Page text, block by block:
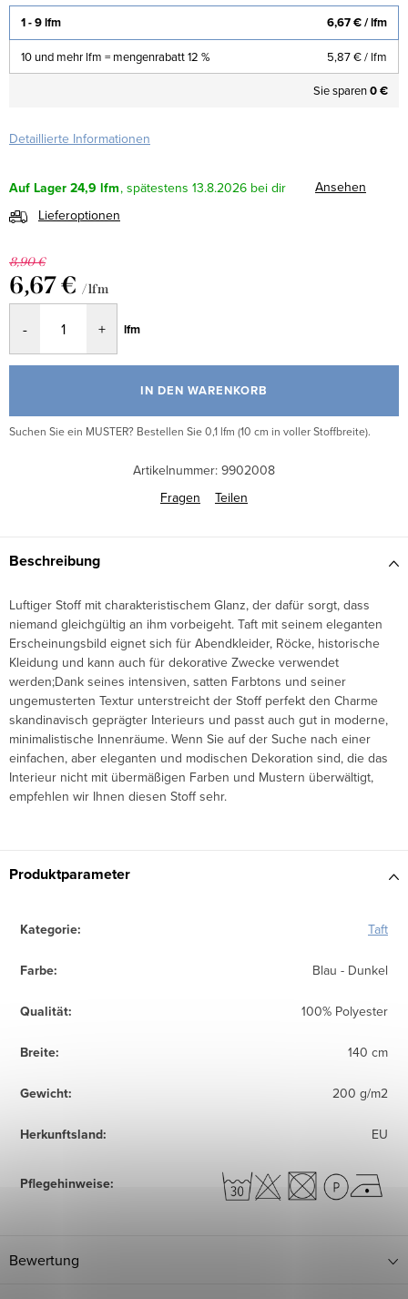
1 - 9 lfm 6,67 €/ lfm
10 und mehr lfm = mengenrabatt 12 % 5,87 €/ lfm
Sie sparen0 €
Detaillierte Informationen
Auf Lager 24,9 lfm 13.8.2026
Ansehen
Lieferoptionen
8,90 €
6,67 € / lfm
lfm
IN DEN WARENKORB
Suchen Sie ein MUSTER? Bestellen Sie 0,1 lfm (10 cm in voller Stoffbreite).
Artikelnummer: 9902008
Fragen
Teilen
Beschreibung
Luftiger Stoff mit charakteristischem Glanz, der dafür sorgt, dass
niemand gleichgültig an ihm vorbeigeht. Taft mit seinem eleganten
Erscheinungsbild eignet sich für Abendkleider, Röcke, historische
Kleidung und kann auch für dekorative Zwecke verwendet
werden;Dank seines intensiven, satten Farbtons und seiner
ungemusterten Textur unterstreicht der Stoff perfekt den Charme
skandinavisch geprägter Interieurs und passt auch gut in moderne,
minimalistische Innenräume. Wenn Sie auf der Suche nach einer
einfachen, aber eleganten und modischen Dekoration sind, die das
Interieur nicht mit übermäßigen Farben und Mustern überwältigt,
empfehlen wir Ihnen diesen Stoff sehr.
Produktparameter
Kategorie: Taft
Farbe: Blau - Dunkel
Qualität: 100% Polyester
Breite: 140 cm
Gewicht: 200 g/m2
Herkunftsland: EU
Pflegehinweise:
Bewertung